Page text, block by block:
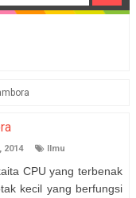
2014 Ilmu
CPU yang terbenak
kecil yang berfungsi